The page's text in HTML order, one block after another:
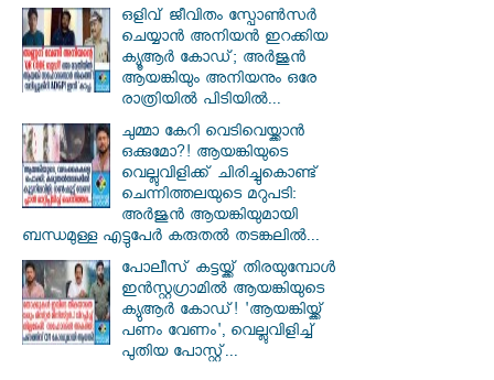
ഒളിവ് ജീവിതം സ്പോൺസർ
ചെയ്യാൻ അനിയൻ ഇറക്കിയ
ക്യൂആർ കോഡ്; അർജുൻ
ആയങ്കിയും അനിയനും ഒരേ
രാത്രിയിൽ പിടിയിൽ...
ചുമ്മാ കേറി വെടിവെയ്ക്കാൻ
ഒക്കുമോ?! ആയങ്കിയുടെ
വെല്ലുവിളിക്ക് ചിരിച്ചുകൊണ്ട്
ചെന്നിത്തലയുടെ മറുപടി:
അർജുൻ ആയങ്കിയുമായി
ബന്ധമുള്ള എട്ടുപേർ കരുതൽ തടങ്കലിൽ...
പോലീസ് കട്ടയ്ക്ക് തിരയുമ്പോൾ
ഇൻസ്റ്റഗ്രാമിൽ ആയങ്കിയുടെ
ക്യുആർ കോഡ്! 'ആയങ്കിയ്ക്ക്
പണം വേണം', വെല്ലുവിളിച്ച്
പുതിയ പോസ്റ്റ്...